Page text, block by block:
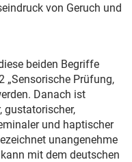
von Geruch und
beiden Begriffe
„Sensorische Prüfung,
Danach ist
gustatorischer,
und haptischer
unangenehme
mit dem deutschen